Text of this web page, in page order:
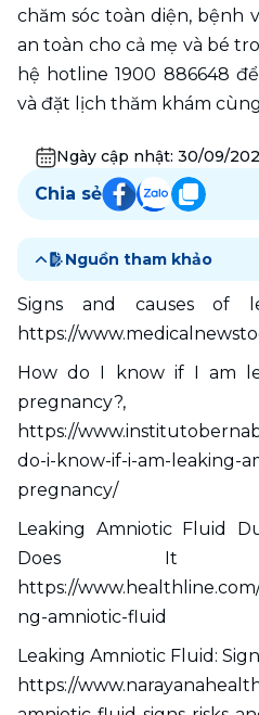
chăm sóc toàn diện, bệnh
an toàn cho cả mẹ và bé
hệ hotline 1900 886648
và đặt lịch thăm khám
Ngày cập nhật: 30/09/
Chia sẻ
Nguồn tham khảo
Signs and causes of
https://
How do I know if I am
pregnancy?,
https://
do-i-know-if-i-am-leaking-
pregnancy/
Leaking Amniotic Fluid
Does It
https://
ng-amniotic-fluid
Leaking Amniotic Fluid:
https://